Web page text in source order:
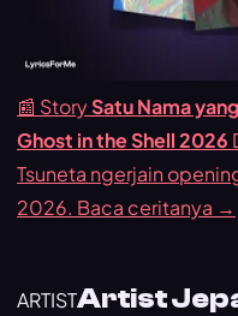
📰 StorySatu Nama
Ghost in the Shell 2026
Tsuneta ngerjain
2026. Baca ceritanya →
ARTISTArtist